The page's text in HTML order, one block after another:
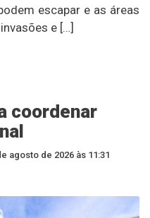
escapar e as áreas
e […]
coordenar
agosto de 2026 às 11:31